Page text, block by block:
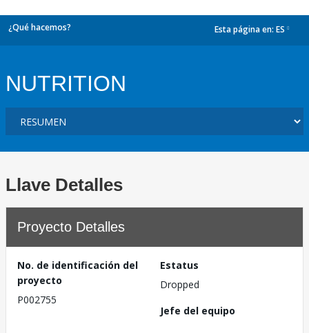
¿Qué hacemos? Esta página en: ES
NUTRITION
Llave Detalles
Proyecto Detalles
No. de identificación del
proyecto
P002755
Estatus
Dropped
Jefe del equipo